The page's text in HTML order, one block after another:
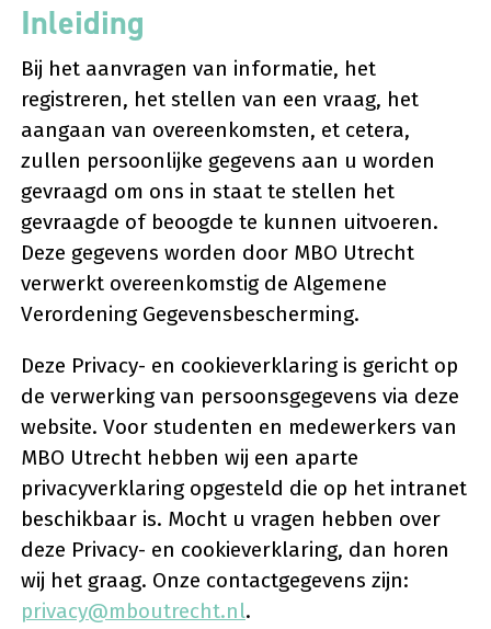
Inleiding
Bij het aanvragen van informatie, het
registreren, het stellen van een vraag, het
aangaan van overeenkomsten, et cetera,
zullen persoonlijke gegevens aan u worden
gevraagd om ons in staat te stellen het
gevraagde of beoogde te kunnen uitvoeren.
Deze gegevens worden door MBO Utrecht
verwerkt overeenkomstig de Algemene
Verordening Gegevensbescherming.
Deze Privacy- en cookieverklaring is gericht op
de verwerking van persoonsgegevens via deze
website. Voor studenten en medewerkers van
MBO Utrecht hebben wij een aparte
privacyverklaring opgesteld die op het intranet
beschikbaar is. Mocht u vragen hebben over
deze Privacy- en cookieverklaring, dan horen
wij het graag. Onze contactgegevens zijn:
privacy@mboutrecht.nl.